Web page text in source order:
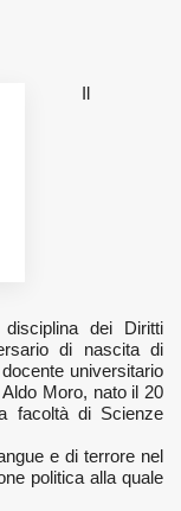
Il
disciplina dei Diritti
di nascita di
universitario
Moro, nato il 20
facoltà di Scienze
e di terrore nel
politica alla quale